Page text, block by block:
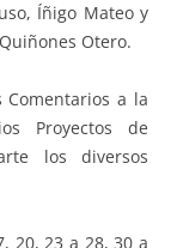
Íñigo Mateo y
Otero.
Comentarios a la
Proyectos de
los diversos
20, 23 a 28, 30 a